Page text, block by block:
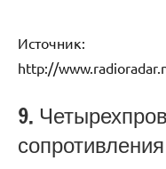
Источник:
http://
9.